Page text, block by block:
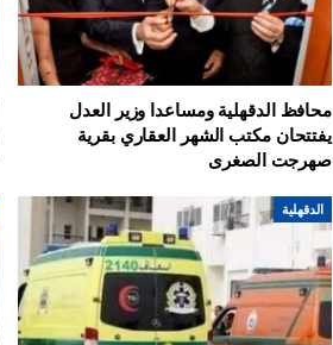
محافظ الدقهلية ومساعدا وزير العدل
يفتتحان مكتب الشهر العقاري بقرية
صهرجت الصغرى
الدقهلية
الدقهلية